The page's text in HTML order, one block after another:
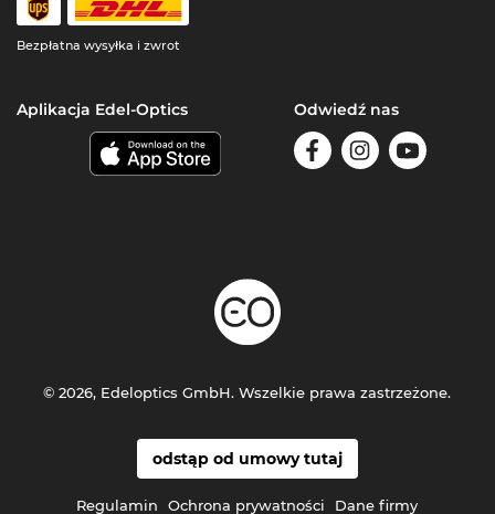
Bezpłatna wysyłka i zwrot
Aplikacja Edel-Optics Odwiedź nas
odstąp od umowy tutaj
Regulamin Ochrona prywatności Dane firmy
© 2026, Edeloptics GmbH. Wszelkie prawa zastrzeżone.